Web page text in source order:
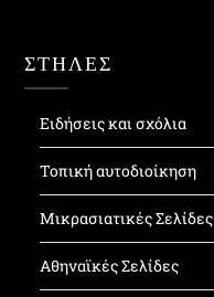
ΣΤΗΛΕΣ
Ειδήσεις και σχόλια
Τοπική αυτοδιοίκηση
Μικρασιατικές Σελίδες
Αθηναϊκές Σελίδες